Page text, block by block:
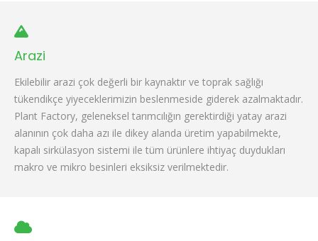
Arazi
Ekilebilir arazi çok değerli bir kaynaktır ve toprak sağlığı
tükendikçe yiyeceklerimizin beslenmeside giderek azalmaktadır.
Plant Factory, geleneksel tarımcılığın gerektirdiği yatay arazi
alanının çok daha azı ile dikey alanda üretim yapabilmekte,
kapalı sirkülasyon sistemi ile tüm ürünlere ihtiyaç duydukları
makro ve mikro besinleri eksiksiz verilmektedir.